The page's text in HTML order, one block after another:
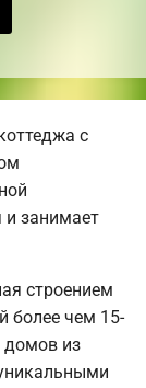
с
и занимает
строением
более чем 15-
домов из